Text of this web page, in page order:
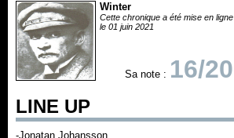
Winter
Cette chronique a été mise en ligne
le 01 juin 2021
Sa note : 16/20
LINE UP
-Jonatan Johansson